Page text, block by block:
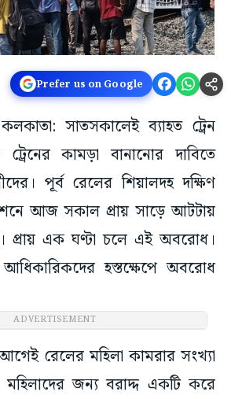
Prefer us on Google
কলকাতা: সাতসকালেই ব্যাহত ট্রেন
কামড়া বানানোর দাবিতে
পূর্ব রেলের শিয়ালদহ দক্ষিণ
আজ সকাল প্রায় সাড়ে আটটায়
এক ঘণ্টা চলে এই অবরোধ।
হস্তক্ষেপে অবরোধ
ADVERTISEMENT
রেলের মহিলা কামরার সংখ্যা
মহিলাদের জন্য বরাদ্দ একটি করে